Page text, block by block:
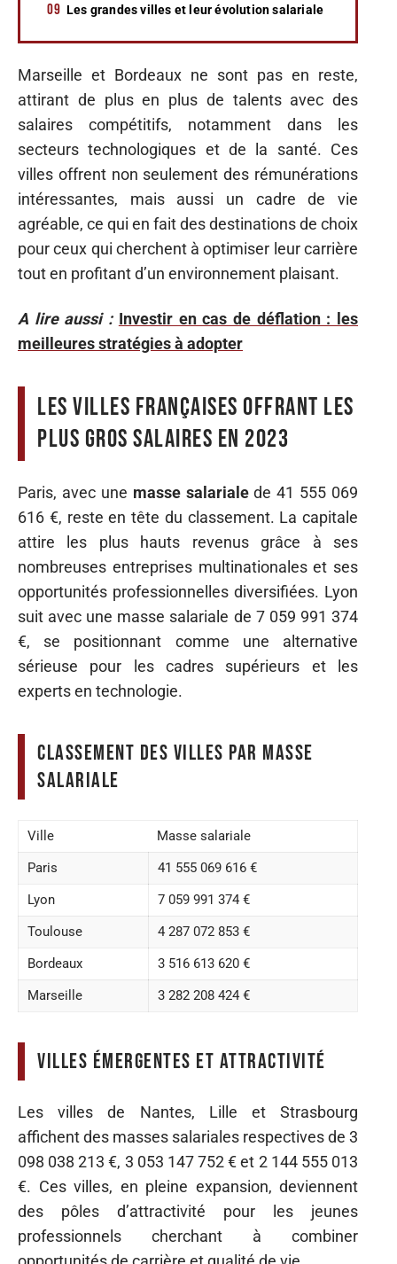
Les grandes villes et leur évolution salariale
Marseille et Bordeaux ne sont pas en reste,
attirant de plus en plus de talents avec des
salaires compétitifs, notamment dans les
secteurs technologiques et de la santé. Ces
villes offrent non seulement des rémunérations
intéressantes, mais aussi un cadre de vie
agréable, ce qui en fait des destinations de choix
pour ceux qui cherchent à optimiser leur carrière
tout en profitant d’un environnement plaisant.
A lire aussi : Investir en cas de déflation : les
meilleures stratégies à adopter
Les villes françaises offrant les
plus gros salaires en 2023
Paris, avec une masse salarialede 41 555 069
616 €, reste en tête du classement. La capitale
attire les plus hauts revenus grâce à ses
nombreuses entreprises multinationales et ses
opportunités professionnelles diversifiées. Lyon
suit avec une masse salariale de 7 059 991 374
€, se positionnant comme une alternative
sérieuse pour les cadres supérieurs et les
experts en technologie.
Classement des villes par masse
salariale
Ville
Masse salariale
Paris
41 555 069 616 €
Lyon
7 059 991 374 €
Toulouse
4 287 072 853 €
Bordeaux
3 516 613 620 €
Marseille
3 282 208 424 €
Villes émergentes et attractivité
Les villes de Nantes, Lille et Strasbourg
affichent des masses salariales respectives de 3
098 038 213 €, 3 053 147 752 € et 2 144 555 013
€. Ces villes, en pleine expansion, deviennent
des pôles d’attractivité pour les jeunes
professionnels cherchant à combiner